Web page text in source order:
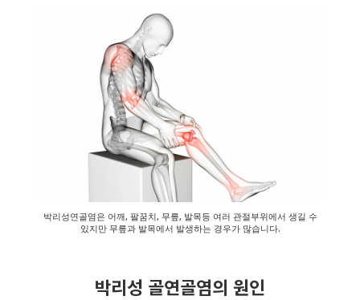
박리성연골염은 어깨, 팔꿈치, 무릎, 발목등 여러 관절부위에서 생길 수
있지만 무릎과 발목에서 발생하는 경우가 많습니다.
박리성 골연골염의 원인